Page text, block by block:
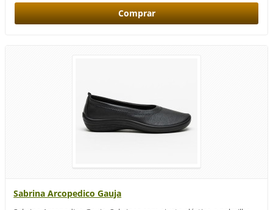
Sabrina Arcopedico Gauja